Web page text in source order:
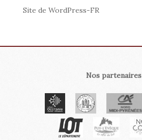
Site de WordPress-FR
Nos partenaires